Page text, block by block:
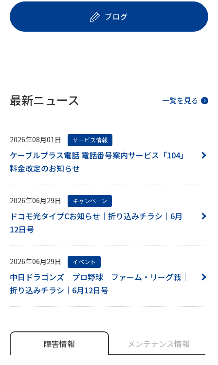
ブログ
最新ニュース 一覧を見る
2026年08月01日 サービス情報
ケーブルプラス電話 電話番号案内サービス「104」
料金改定のお知らせ
2026年06月29日 キャンペーン
ドコモ光タイプCお知らせ｜折り込みチラシ｜6月
12日号
2026年06月29日 イベント
中日ドラゴンズ プロ野球 ファーム・リーグ戦｜
折り込みチラシ｜6月12日号
障害情報 メンテナンス情報